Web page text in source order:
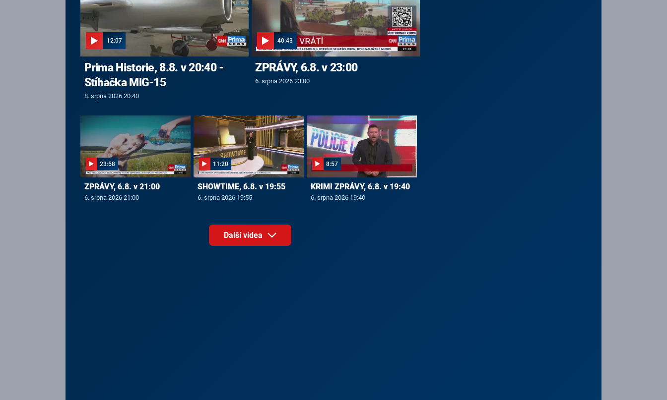
12:07
Prima Historie, 8.8. v 20:40 -
Stíhačka MiG-15
8. srpna 2026 20:40
40:43
ZPRÁVY, 6.8. v 23:00
6. srpna 2026 23:00
23:58
ZPRÁVY, 6.8. v 21:00
6. srpna 2026 21:00
11:20
SHOWTIME, 6.8. v 19:55
6. srpna 2026 19:55
8:57
KRIMI ZPRÁVY, 6.8. v 19:40
6. srpna 2026 19:40
Další videa